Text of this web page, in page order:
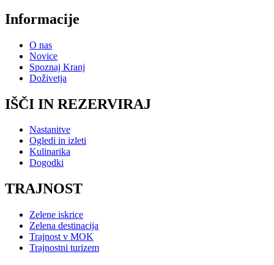
Informacije
O nas
Novice
Spoznaj Kranj
Doživetja
IŠČI IN REZERVIRAJ
Nastanitve
Ogledi in izleti
Kulinarika
Dogodki
TRAJNOST
Zelene iskrice
Zelena destinacija
Trajnost v MOK
Trajnostni turizem